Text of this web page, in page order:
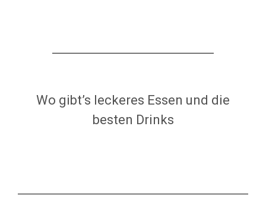
Wo gibt’s leckeres Essen und die
besten Drinks